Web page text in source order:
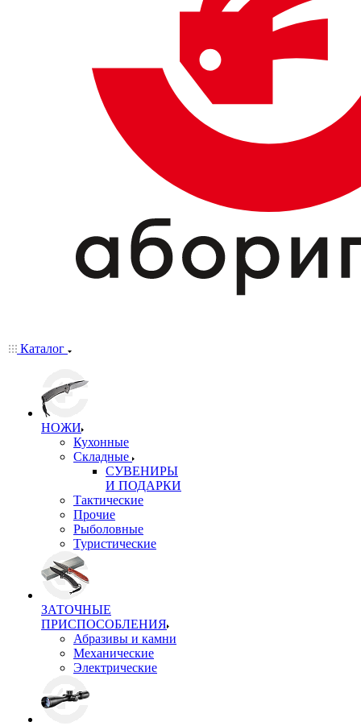
Каталог
НОЖИ
Кухонные
Складные
СУВЕНИРЫ
И ПОДАРКИ
Тактические
Прочие
Рыболовные
Туристические
ЗАТОЧНЫЕ
ПРИСПОСОБЛЕНИЯ
Абразивы и камни
Механические
Электрические